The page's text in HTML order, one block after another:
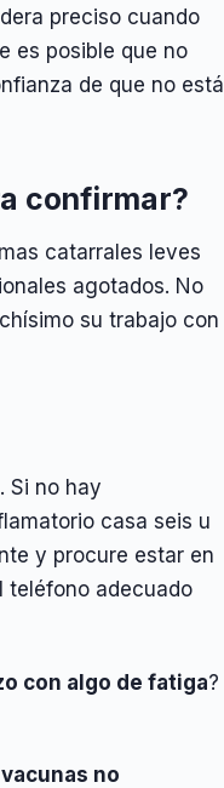
preciso cuando
es posible que no
de que no está
confirmar?
catarrales leves
agotados. No
su trabajo con
Si no hay
casa seis u
y procure estar en
teléfono adecuado
con algo de fatiga?
no